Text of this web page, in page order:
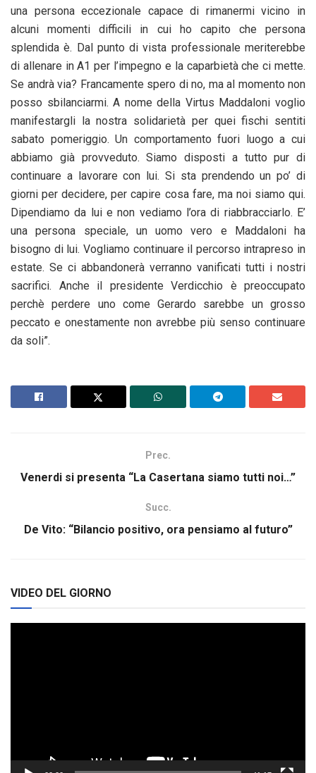
una persona eccezionale capace di rimanermi vicino in
alcuni momenti difficili in cui ho capito che persona
splendida è. Dal punto di vista professionale meriterebbe
di allenare in A1 per l’impegno e la caparbietà che ci mette.
Se andrà via? Francamente spero di no, ma al momento non
posso sbilanciarmi. A nome della Virtus Maddaloni voglio
manifestargli la nostra solidarietà per quei fischi sentiti
sabato pomeriggio. Un comportamento fuori luogo a cui
abbiamo già provveduto. Siamo disposti a tutto pur di
continuare a lavorare con lui. Si sta prendendo un po’ di
giorni per decidere, per capire cosa fare, ma noi siamo qui.
Dipendiamo da lui e non vediamo l’ora di riabbracciarlo. E’
una persona speciale, un uomo vero e Maddaloni ha
bisogno di lui. Vogliamo continuare il percorso intrapreso in
estate. Se ci abbandonerà verranno vanificati tutti i nostri
sacrifici. Anche il presidente Verdicchio è preoccupato
perchè perdere uno come Gerardo sarebbe un grosso
peccato e onestamente non avrebbe più senso continuare
da soli”.
Prec.
Venerdi si presenta “La Casertana siamo tutti noi…”
Succ.
De Vito: “Bilancio positivo, ora pensiamo al futuro”
VIDEO DEL GIORNO